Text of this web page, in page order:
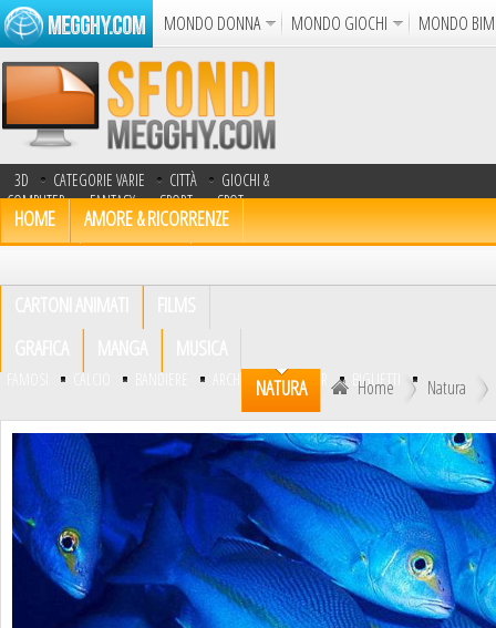
MONDO DONNA MONDO GIOCHI
MONDO
Album
Punto Croce Cucina
Azione Puzzle
Gif
Notizie
3D CATEGORIE VARIE CITTÀ
GIOCHI &
COMPUTER
FANTASY SPORT
SPOT
TV
TRASPORTI UOMINI
CALCIO BANDIERE ARCHIVIO GLITTER BIGLIETTI
HOME
AMORE & RICORRENZE
NATURA
Home Natura